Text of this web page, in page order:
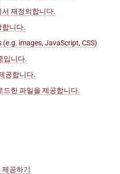
재정의합니다.
합니다.
images, JavaScript, CSS)
입니다.
공합니다.
드한 파일을 제공합니다.
제공하기